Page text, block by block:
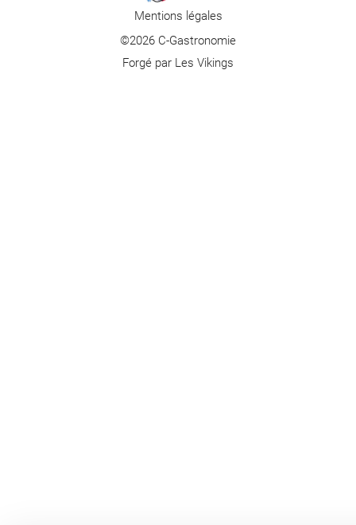
Mentions légales
©2026 C-Gastronomie
Forgé par Les Vikings